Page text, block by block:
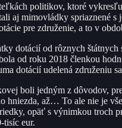
politikov, ktoré
aj mimovládky spriaznené
pre združenie, a to v
dotácií od rôznych
od roku 2018 členkou
dotácií udelená združeniu
boli jedným z dôvodov,
hniezda, až… To ale nie je
opäť s výnimkou troch
tisíc eur.